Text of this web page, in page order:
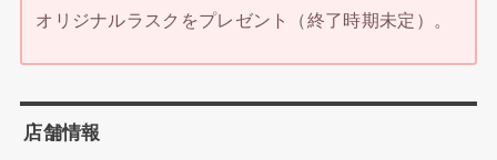
オリジナルラスクをプレゼント（終了時期未定）。
店舗情報